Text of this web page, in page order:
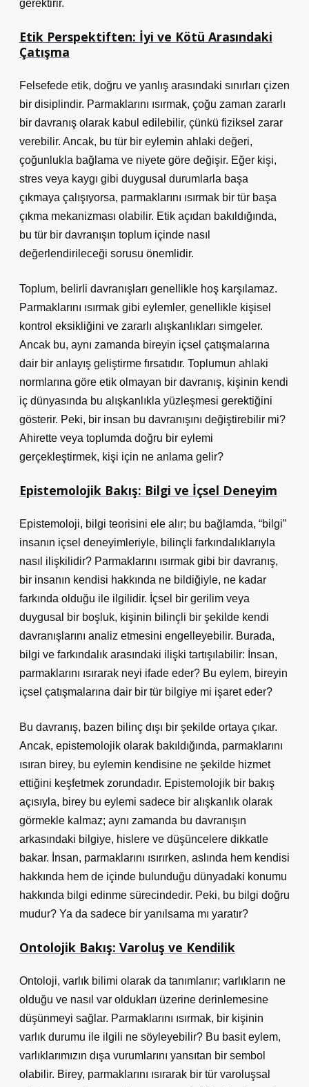
gerektirir.
Etik Perspektiften: İyi ve Kötü Arasındaki
Çatışma
Felsefede etik, doğru ve yanlış arasındaki sınırları çizen
bir disiplindir. Parmaklarını ısırmak, çoğu zaman zararlı
bir davranış olarak kabul edilebilir, çünkü fiziksel zarar
verebilir. Ancak, bu tür bir eylemin ahlaki değeri,
çoğunlukla bağlama ve niyete göre değişir. Eğer kişi,
stres veya kaygı gibi duygusal durumlarla başa
çıkmaya çalışıyorsa, parmaklarını ısırmak bir tür başa
çıkma mekanizması olabilir. Etik açıdan bakıldığında,
bu tür bir davranışın toplum içinde nasıl
değerlendirileceği sorusu önemlidir.
Toplum, belirli davranışları genellikle hoş karşılamaz.
Parmaklarını ısırmak gibi eylemler, genellikle kişisel
kontrol eksikliğini ve zararlı alışkanlıkları simgeler.
Ancak bu, aynı zamanda bireyin içsel çatışmalarına
dair bir anlayış geliştirme fırsatıdır. Toplumun ahlaki
normlarına göre etik olmayan bir davranış, kişinin kendi
iç dünyasında bu alışkanlıkla yüzleşmesi gerektiğini
gösterir. Peki, bir insan bu davranışını değiştirebilir mi?
Ahirette veya toplumda doğru bir eylemi
gerçekleştirmek, kişi için ne anlama gelir?
Epistemolojik Bakış: Bilgi ve İçsel Deneyim
Epistemoloji, bilgi teorisini ele alır; bu bağlamda, “bilgi”
insanın içsel deneyimleriyle, bilinçli farkındalıklarıyla
nasıl ilişkilidir? Parmaklarını ısırmak gibi bir davranış,
bir insanın kendisi hakkında ne bildiğiyle, ne kadar
farkında olduğu ile ilgilidir. İçsel bir gerilim veya
duygusal bir boşluk, kişinin bilinçli bir şekilde kendi
davranışlarını analiz etmesini engelleyebilir. Burada,
bilgi ve farkındalık arasındaki ilişki tartışılabilir: İnsan,
parmaklarını ısırarak neyi ifade eder? Bu eylem, bireyin
içsel çatışmalarına dair bir tür bilgiye mi işaret eder?
Bu davranış, bazen bilinç dışı bir şekilde ortaya çıkar.
Ancak, epistemolojik olarak bakıldığında, parmaklarını
ısıran birey, bu eylemin kendisine ne şekilde hizmet
ettiğini keşfetmek zorundadır. Epistemolojik bir bakış
açısıyla, birey bu eylemi sadece bir alışkanlık olarak
görmekle kalmaz; aynı zamanda bu davranışın
arkasındaki bilgiye, hislere ve düşüncelere dikkatle
bakar. İnsan, parmaklarını ısırırken, aslında hem kendisi
hakkında hem de içinde bulunduğu dünyadaki konumu
hakkında bilgi edinme sürecindedir. Peki, bu bilgi doğru
mudur? Ya da sadece bir yanılsama mı yaratır?
Ontolojik Bakış: Varoluş ve Kendilik
Ontoloji, varlık bilimi olarak da tanımlanır; varlıkların ne
olduğu ve nasıl var oldukları üzerine derinlemesine
düşünmeyi sağlar. Parmaklarını ısırmak, bir kişinin
varlık durumu ile ilgili ne söyleyebilir? Bu basit eylem,
varlıklarımızın dışa vurumlarını yansıtan bir sembol
olabilir. Birey, parmaklarını ısırarak bir tür varoluşsal